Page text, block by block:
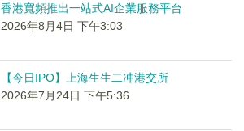
香港寬頻推出一站式AI企業服務平台
2026年8月4日 下午3:03
【今日IPO】上海生生二冲港交所
2026年7月24日 下午5:36